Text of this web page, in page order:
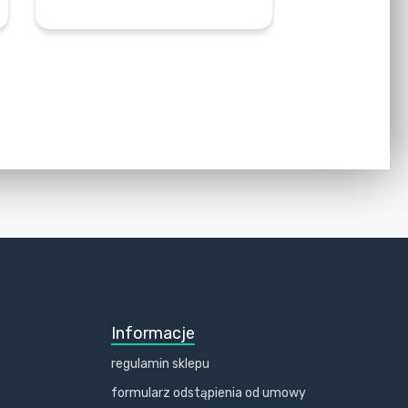
Informacje
regulamin sklepu
formularz odstąpienia od umowy